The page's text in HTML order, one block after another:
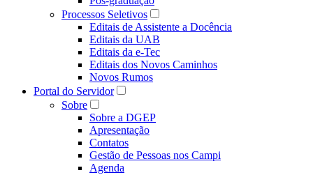
Processos Seletivos
Editais de Assistente a Docência
Editais da UAB
Editais da e-Tec
Editais dos Novos Caminhos
Novos Rumos
Portal do Servidor
Sobre
Sobre a DGEP
Apresentação
Contatos
Gestão de Pessoas nos Campi
Agenda